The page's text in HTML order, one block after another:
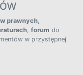
prawnych,
, forum do
w przystępnej